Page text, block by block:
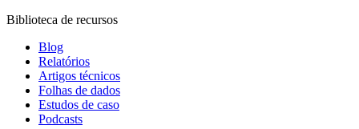
Biblioteca de recursos
Blog
Relatórios
Artigos técnicos
Folhas de dados
Estudos de caso
Podcasts